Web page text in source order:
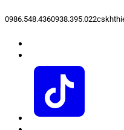
0986.548.4360938.395.022